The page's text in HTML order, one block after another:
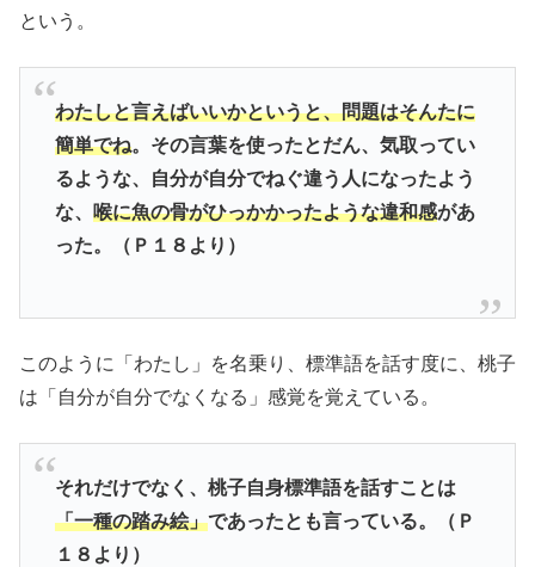
という。
わたしと言えばいいかというと、問題はそんたに
簡単でね。その言葉を使ったとだん、気取ってい
るような、自分が自分でねぐ違う人になったよう
な、 喉に魚の骨がひっかかったような違和感があ
った。（Ｐ１８より）
このように「わたし」を名乗り、標準語を話す度に、桃子
は「自分が自分でなくなる」感覚を覚えている。
それだけでなく、桃子自身標準語を話すことは
「一種の踏み絵」であったとも言っている。（Ｐ
１８より）